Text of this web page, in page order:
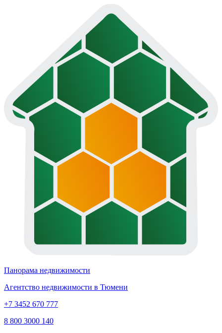
Панорама недвижимости
Агентство недвижимости в Тюмени
+7 3452 670 777
8 800 3000 140